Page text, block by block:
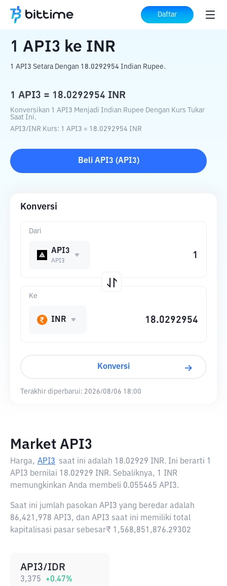
Daftar
Beranda Konverter Kripto ke INR
1 API3 ke INR
1 API3 Setara Dengan 18.0292954 Indian Rupee.
1 API3 = 18.0292954 INR
Konversikan 1 API3 Menjadi Indian Rupee Dengan Kurs Tukar
Saat Ini.
API3/INR Kurs: 1 API3 = 18.0292954 INR
Beli API3 (API3)
Konversi
Dari
API3
API3
Ke
INR
Konversi
Terakhir diperbarui: 2026/08/06 18:00
Market API3
Harga, API3 saat ini adalah 18.02929 INR. Ini berarti 1
API3 bernilai 18.02929 INR. Sebaliknya, 1 INR
memungkinkan Anda membeli 0.055465 API3.
Saat ini jumlah pasokan API3 yang beredar adalah
86,421,978 API3, dan API3 saat ini memiliki total
kapitalisasi pasar sebesar₹ 1,568,851,876.29302
API3/IDR
3,375 +0.47%